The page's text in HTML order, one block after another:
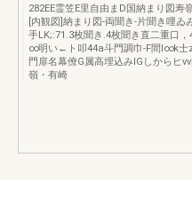
282EE霊笠E里自由まD国納まり図寿
[内観図]納まり図-両聞き-片聞き哩ゐ
手LK;:71.3枚聞き.4枚聞き直二重口，
∞明い←ト叩44a斗門調巾-F間I∞k
門扉名幕僚G属高埋込みIGしからヒ
嶺・有崎